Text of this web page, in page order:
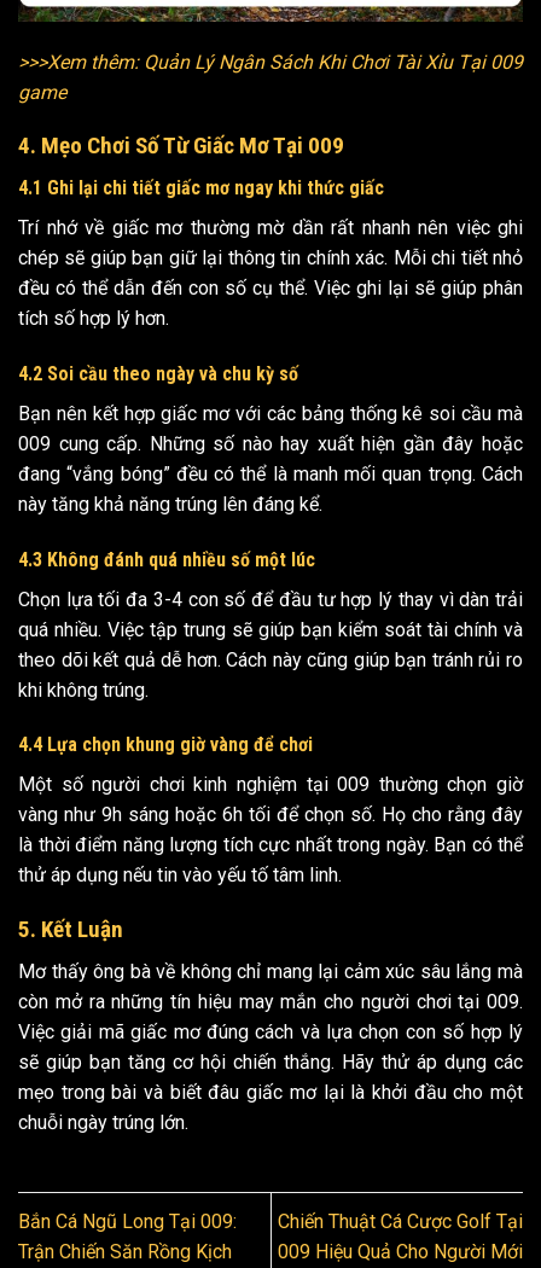
>>>Xem thêm: Quản Lý Ngân Sách Khi Chơi Tài Xỉu Tại 009
game
4. Mẹo Chơi Số Từ Giấc Mơ Tại 009
4.1 Ghi lại chi tiết giấc mơ ngay khi thức giấc
Trí nhớ về giấc mơ thường mờ dần rất nhanh nên việc ghi
chép sẽ giúp bạn giữ lại thông tin chính xác. Mỗi chi tiết nhỏ
đều có thể dẫn đến con số cụ thể. Việc ghi lại sẽ giúp phân
tích số hợp lý hơn.
4.2 Soi cầu theo ngày và chu kỳ số
Bạn nên kết hợp giấc mơ với các bảng thống kê soi cầu mà
009 cung cấp. Những số nào hay xuất hiện gần đây hoặc
đang “vắng bóng” đều có thể là manh mối quan trọng. Cách
này tăng khả năng trúng lên đáng kể.
4.3 Không đánh quá nhiều số một lúc
Chọn lựa tối đa 3-4 con số để đầu tư hợp lý thay vì dàn trải
quá nhiều. Việc tập trung sẽ giúp bạn kiểm soát tài chính và
theo dõi kết quả dễ hơn. Cách này cũng giúp bạn tránh rủi ro
khi không trúng.
4.4 Lựa chọn khung giờ vàng để chơi
Một số người chơi kinh nghiệm tại 009 thường chọn giờ
vàng như 9h sáng hoặc 6h tối để chọn số. Họ cho rằng đây
là thời điểm năng lượng tích cực nhất trong ngày. Bạn có thể
thử áp dụng nếu tin vào yếu tố tâm linh.
5. Kết Luận
Mơ thấy ông bà về không chỉ mang lại cảm xúc sâu lắng mà
còn mở ra những tín hiệu may mắn cho người chơi tại 009.
Việc giải mã giấc mơ đúng cách và lựa chọn con số hợp lý
sẽ giúp bạn tăng cơ hội chiến thắng. Hãy thử áp dụng các
mẹo trong bài và biết đâu giấc mơ lại là khởi đầu cho một
chuỗi ngày trúng lớn.
Bắn Cá Ngũ Long Tại 009:
Trận Chiến Săn Rồng Kịch
Chiến Thuật Cá Cược Golf Tại
009 Hiệu Quả Cho Người Mới